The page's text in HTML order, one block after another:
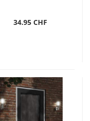
34.95 CHF